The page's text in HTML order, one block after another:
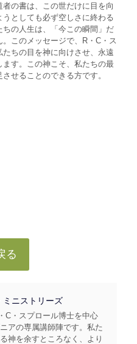
の書は、この世だけに目を向
としても必ず空しさに終わる
の人生は、「今この瞬間」だ
このメッセージで、R・C・ス
ちの目を神に向けさせ、永遠
す。この神こそ、私たちの最
せることのできる方です。
る
ミニストリーズ
C・スプロール博士を中心
アの専属講師陣です。私た
神を余すところなく、より